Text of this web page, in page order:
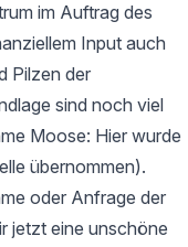
im Auftrag des
Input auch
Pilzen der
sind noch viel
Moose: Hier wurde
übernommen).
oder Anfrage der
jetzt eine unschöne